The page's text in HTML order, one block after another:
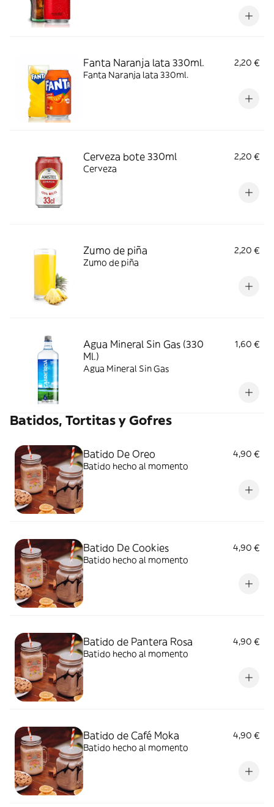
Fanta Naranja lata 330ml.
2,20 €
Fanta Naranja lata 330ml.
Cerveza bote 330ml
2,20 €
Cerveza
Zumo de piña
2,20 €
Zumo de piña
Agua Mineral Sin Gas (330
Ml.)
1,60 €
Agua Mineral Sin Gas
Batidos, Tortitas y Gofres
Batido De Oreo
4,90 €
Batido hecho al momento
Batido De Cookies
4,90 €
Batido hecho al momento
Batido de Pantera Rosa
4,90 €
Batido hecho al momento
Batido de Café Moka
4,90 €
Batido hecho al momento